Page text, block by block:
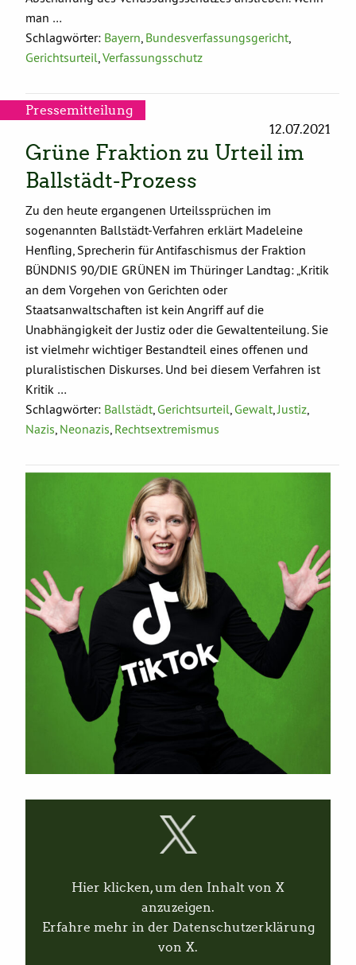
man …
Schlagwörter: Bayern Bundesverfassungsgericht
Gerichtsurteil Verfassungsschutz
Pressemitteilung
12.07.2021
Grüne Fraktion zu Urteil im
Ballstädt-Prozess
Zu den heute ergangenen Urteilssprüchen im
sogenannten Ballstädt-Verfahren erklärt Madeleine
Henfling, Sprecherin für Antifaschismus der Fraktion
BÜNDNIS 90/DIE GRÜNEN im Thüringer Landtag: „Kritik
an dem Vorgehen von Gerichten oder
Staatsanwaltschaften ist kein Angriff auf die
Unabhängigkeit der Justiz oder die Gewaltenteilung. Sie
ist vielmehr wichtiger Bestandteil eines offenen und
pluralistischen Diskurses. Und bei diesem Verfahren ist
Kritik …
Schlagwörter: Ballstädt, Gerichtsurteil, Gewalt,Justiz,
Nazis, Neonazis, Rechtsextremismus
Hier klicken, um den Inhalt von X
anzuzeigen.
Erfahre mehr in der Datenschutzerklärung
von X.